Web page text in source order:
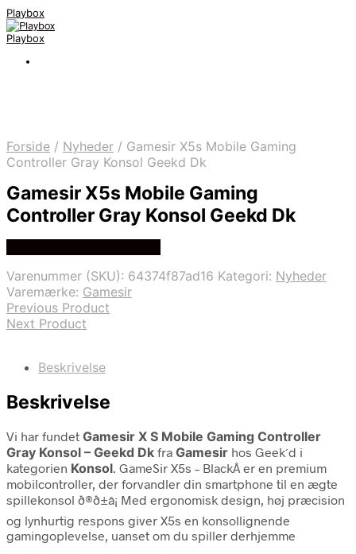
Playbox
Playbox
Forside / Nyheder / Gamesir X5s Mobile Gaming
Controller Gray Konsol Geekd Dk
Gamesir X5s Mobile Gaming
Controller Gray Konsol Geekd Dk
Varenummer (SKU): 64374f87ad16 Kategori: Nyheder
Varemærke: Gamesir
Previous Product
Next Product
Beskrivelse
Beskrivelse
Vi har fundet Gamesir X S Mobile Gaming Controller
Gray Konsol – Geekd Dk fra Gamesir hos Geek´d i
kategorien Konsol. GameSir X5s – BlackÂ er en premium
mobilcontroller, der forvandler din smartphone til en ægte
spillekonsol ð®ð±â¡ Med ergonomisk design, høj præcision
og lynhurtig respons giver X5s en konsollignende
gamingoplevelse, uanset om du spiller derhjemme